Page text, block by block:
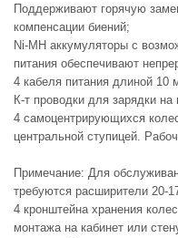
Поддерживают горячую
компенсации биений;
Ni-MН аккумуляторы с
питания обеспечивают
4 кабеля питания длиной 10
К-т проводки для зарядки
4 самоцентрирующихся
центральной ступицей.
Примечание: Для
требуются расширители 20-
4 кронштейна хранения
монтажа на кабинет или